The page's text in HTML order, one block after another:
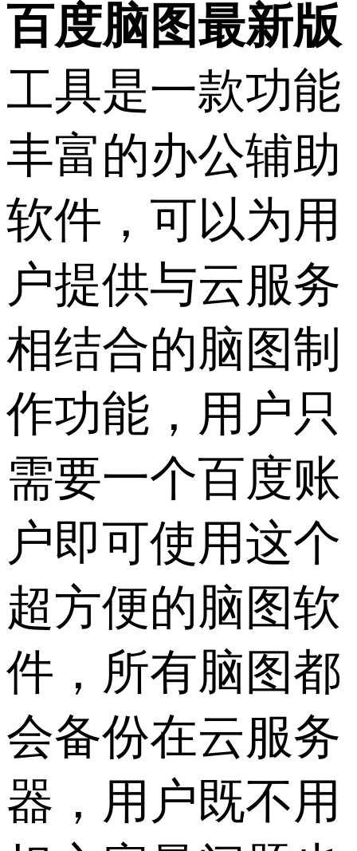
百度脑图最新版
工具是一款功能
丰富的办公辅助
软件，可以为用
户提供与云服务
相结合的脑图制
作功能，用户只
需要一个百度账
户即可使用这个
超方便的脑图软
件，所有脑图都
会备份在云服务
器，用户既不用